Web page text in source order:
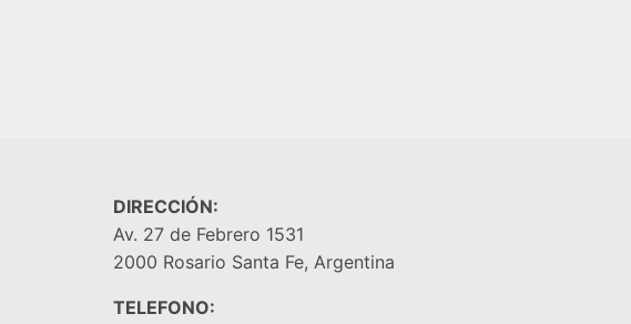
DIRECCIÓN:
Av. 27 de Febrero 1531
2000 Rosario Santa Fe, Argentina
TELEFONO: